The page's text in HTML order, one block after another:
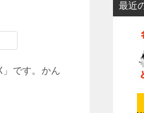
です。かん
最近